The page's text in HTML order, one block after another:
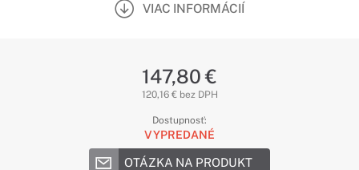
VIAC INFORMÁCIÍ
147,80 €
120,16 € bez DPH
Dostupnosť:
VYPREDANÉ
OTÁZKA NA PRODUKT